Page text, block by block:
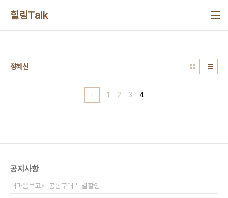
힐링Talk
정혜신
1 2 3 4
공지사항
내마음보고서 공동구매 특별할인